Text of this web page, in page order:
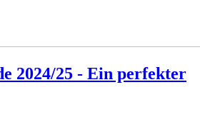
2024/25 - Ein perfekter